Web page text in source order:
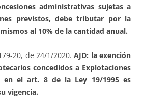
administrativas sujetas a
previstos, debe tributar por la
al 10% de la cantidad anual.
20, de 24/1/2020.AJD: la exención
concedidos a Explotaciones
en el art. 8 de la Ley 19/1995 es
vigencia.